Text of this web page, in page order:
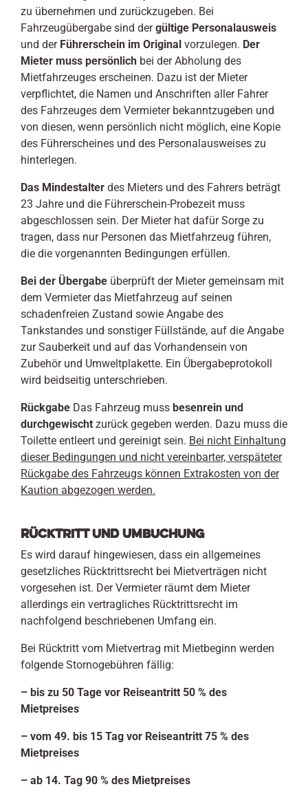
zu übernehmen und zurückzugeben. Bei
Fahrzeugübergabe sind dergültige Personalausweis
und der Führerschein im Original vorzulegen. Der
Mieter muss persönlich bei der Abholung des
Mietfahrzeuges erscheinen. Dazu ist der Mieter
verpflichtet, die Namen und Anschriften aller Fahrer
des Fahrzeuges dem Vermieter bekanntzugeben und
von diesen, wenn persönlich nicht möglich, eine Kopie
des Führerscheines und des Personalausweises zu
hinterlegen.
Das Mindestalter des Mieters und des Fahrers beträgt
23 Jahre und die Führerschein-Probezeit muss
abgeschlossen sein. Der Mieter hat dafür Sorge zu
tragen, dass nur Personen das Mietfahrzeug führen,
die die vorgenannten Bedingungen erfüllen.
Bei der Übergabe überprüft der Mieter gemeinsam mit
dem Vermieter das Mietfahrzeug auf seinen
schadenfreien Zustand sowie Angabe des
Tankstandes und sonstiger Füllstände, auf die Angabe
zur Sauberkeit und auf das Vorhandensein von
Zubehör und Umweltplakette. Ein Übergabeprotokoll
wird beidseitig unterschrieben.
Rückgabe Das Fahrzeug muss besenrein und
durchgewischt zurück gegeben werden. Dazu muss die
Toilette entleert und gereinigt sein. Bei nicht Einhaltung
dieser Bedingungen und nicht vereinbarter, verspäteter
Rückgabe des Fahrzeugs können Extrakosten von der
Kaution abgezogen werden.
Rücktritt und Umbuchung
Es wird darauf hingewiesen, dass ein allgemeines
gesetzliches Rücktrittsrecht bei Mietverträgen nicht
vorgesehen ist. Der Vermieter räumt dem Mieter
allerdings ein vertragliches Rücktrittsrecht im
nachfolgend beschriebenen Umfang ein.
Bei Rücktritt vom Mietvertrag mit Mietbeginn werden
folgende Stornogebühren fällig:
– bis zu 50 Tage vor Reiseantritt 50 % des
Mietpreises
– vom 49. bis 15 Tag vor Reiseantritt 75 % des
Mietpreises
– ab 14. Tag 90 % des Mietpreises